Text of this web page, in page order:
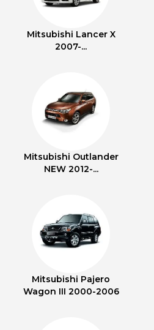
Mitsubishi Lancer X
2007-...
Mitsubishi Outlander
NEW 2012-...
Mitsubishi Pajero
Wagon III 2000-2006